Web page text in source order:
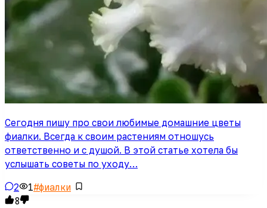
Сегодня пишу про свои любимые домашние цветы
фиалки. Всегда к своим растениям отношусь
ответственно и с душой. В этой статье хотела бы
услышать советы по уходу…
2 1#фиалки
8